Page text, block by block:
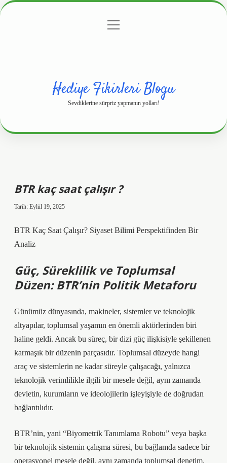
Gizlilik Politikası
menüyü
Hediye Fikirleri Blogu
Sevdiklerine sürpriz yapmanın yolları!
BTR kaç saat çalışır ?
Tarih: Eylül 19, 2025
BTR Kaç Saat Çalışır? Siyaset Bilimi Perspektifinden Bir
Analiz
Güç, Süreklilik ve Toplumsal
Düzen: BTR’nin Politik Metaforu
Günümüz dünyasında, makineler, sistemler ve teknolojik
altyapılar, toplumsal yaşamın en önemli aktörlerinden biri
haline geldi. Ancak bu süreç, bir dizi güç ilişkisiyle şekillenen
karmaşık bir düzenin parçasıdır. Toplumsal düzeyde hangi
araç ve sistemlerin ne kadar süreyle çalışacağı, yalnızca
teknolojik verimlilikle ilgili bir mesele değil, aynı zamanda
devletin, kurumların ve ideolojilerin işleyişiyle de doğrudan
bağlantılıdır.
BTR’nin, yani “Biyometrik Tanımlama Robotu” veya başka
bir teknolojik sistemin çalışma süresi, bu bağlamda sadece bir
operasyonel mesele değil, aynı zamanda toplumsal denetim,